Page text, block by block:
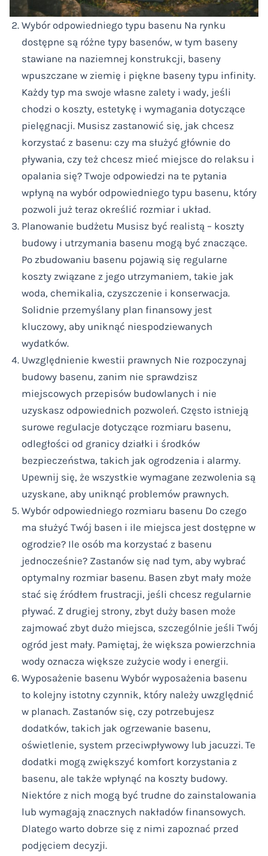
Wybór odpowiedniego typu basenu Na rynku
dostępne są różne typy basenów, w tym baseny
stawiane na naziemnej konstrukcji, baseny
wpuszczane w ziemię i piękne baseny typu infinity.
Każdy typ ma swoje własne zalety i wady, jeśli
chodzi o koszty, estetykę i wymagania dotyczące
pielęgnacji. Musisz zastanowić się, jak chcesz
korzystać z basenu: czy ma służyć głównie do
pływania, czy też chcesz mieć miejsce do relaksu i
opalania się? Twoje odpowiedzi na te pytania
wpłyną na wybór odpowiedniego typu basenu, który
pozwoli już teraz określić rozmiar i układ.
Planowanie budżetu Musisz być realistą – koszty
budowy i utrzymania basenu mogą być znaczące.
Po zbudowaniu basenu pojawią się regularne
koszty związane z jego utrzymaniem, takie jak
woda, chemikalia, czyszczenie i konserwacja.
Solidnie przemyślany plan finansowy jest
kluczowy, aby uniknąć niespodziewanych
wydatków.
Uwzględnienie kwestii prawnych Nie rozpoczynaj
budowy basenu, zanim nie sprawdzisz
miejscowych przepisów budowlanych i nie
uzyskasz odpowiednich pozwoleń. Często istnieją
surowe regulacje dotyczące rozmiaru basenu,
odległości od granicy działki i środków
bezpieczeństwa, takich jak ogrodzenia i alarmy.
Upewnij się, że wszystkie wymagane zezwolenia są
uzyskane, aby uniknąć problemów prawnych.
Wybór odpowiedniego rozmiaru basenu Do czego
ma służyć Twój basen i ile miejsca jest dostępne w
ogrodzie? Ile osób ma korzystać z basenu
jednocześnie? Zastanów się nad tym, aby wybrać
optymalny rozmiar basenu. Basen zbyt mały może
stać się źródłem frustracji, jeśli chcesz regularnie
pływać. Z drugiej strony, zbyt duży basen może
zajmować zbyt dużo miejsca, szczególnie jeśli Twój
ogród jest mały. Pamiętaj, że większa powierzchnia
wody oznacza większe zużycie wody i energii.
Wyposażenie basenu Wybór wyposażenia basenu
to kolejny istotny czynnik, który należy uwzględnić
w planach. Zastanów się, czy potrzebujesz
dodatków, takich jak ogrzewanie basenu,
oświetlenie, system przeciwpływowy lub jacuzzi. Te
dodatki mogą zwiększyć komfort korzystania z
basenu, ale także wpłynąć na koszty budowy.
Niektóre z nich mogą być trudne do zainstalowania
lub wymagają znacznych nakładów finansowych.
Dlatego warto dobrze się z nimi zapoznać przed
podjęciem decyzji.